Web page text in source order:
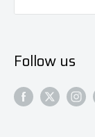
Follow us